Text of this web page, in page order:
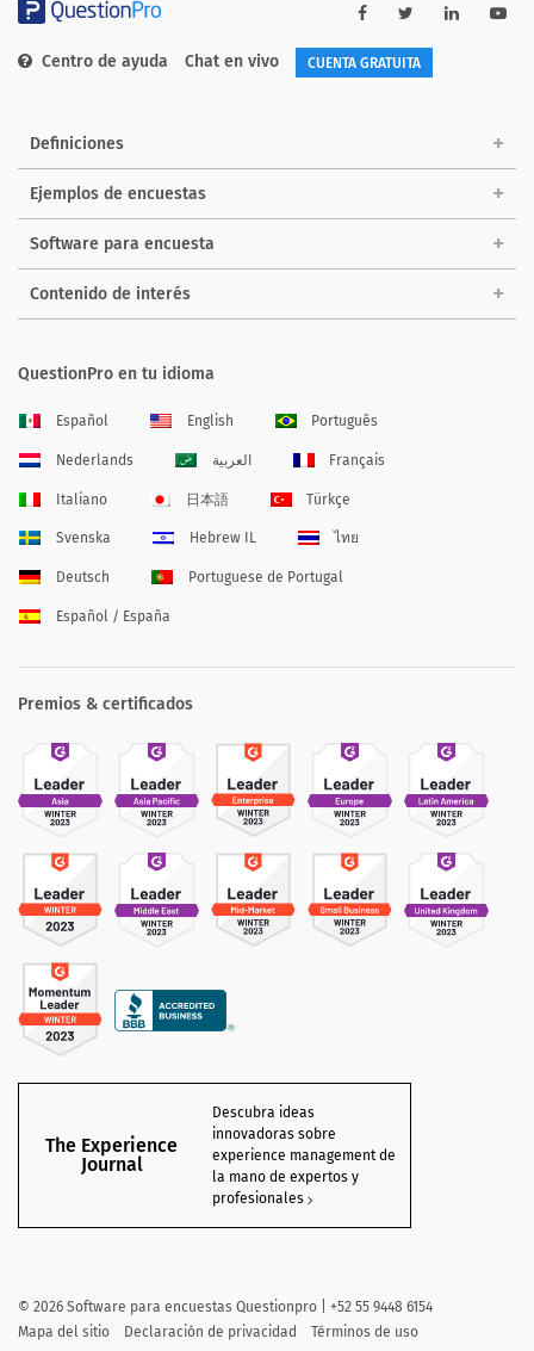
Centro de ayuda Chat en vivo CUENTA GRATUITA
Definiciones
Ejemplos de encuestas
Software para encuesta
Contenido de interés
QuestionPro en tu idioma
Español English Português
Nederlands العربية Français
Italiano 日本語 Türkçe
Svenska Hebrew IL ไทย
Deutsch Portuguese de Portugal
Español / España
Premios & certificados
The Experience
Journal
Descubra ideas
innovadoras sobre
experience management de
la mano de expertos y
profesionales
© 2026 Software para encuestas Questionpro | +52 55 9448 6154
Mapa del sitio
Declaración de privacidad Términos de uso